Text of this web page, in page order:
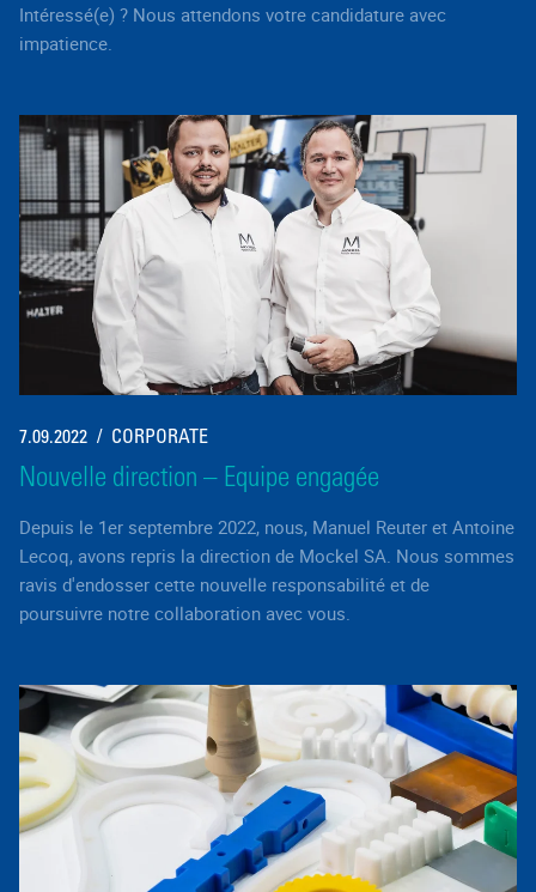
Intéressé(e) ? Nous attendons votre candidature avec
impatience.
7.09.2022 CORPORATE
Nouvelle direction – Equipe engagée
Depuis le 1er septembre 2022, nous, Manuel Reuter et Antoine
Lecoq, avons repris la direction de Mockel SA. Nous sommes
ravis d'endosser cette nouvelle responsabilité et de
poursuivre notre collaboration avec vous.